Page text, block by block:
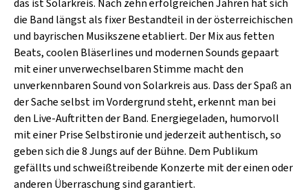
CAFÉ WOLF
POSTGARAGE
KUNSTGARTEN
KRISTALLWERK
GOLD & PECH THEATER
HARD & HEAVY
SINGER-SONGWRITER
VOLKSMUSIK
KULTURLAND STEIERMARK
das ist Solarkreis. Nach zehn erfolgreichen Jahren hat sich
die Band längst als fixer Bestandteil in der österreichischen
und bayrischen Musikszene etabliert. Der Mix aus fetten
Beats, coolen Bläserlines und modernen Sounds gepaart
mit einer unverwechselbaren Stimme macht den
unverkennbaren Sound von Solarkreis aus. Dass der Spaß an
der Sache selbst im Vordergrund steht, erkennt man bei
den Live-Auftritten der Band. Energiegeladen, humorvoll
mit einer Prise Selbstironie und jederzeit authentisch, so
geben sich die 8 Jungs auf der Bühne. Dem Publikum
gefällts und schweißtreibende Konzerte mit der einen oder
anderen Überraschung sind garantiert.